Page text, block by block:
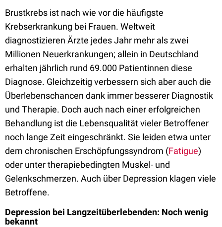
Brustkrebs ist nach wie vor die häufigste
Krebserkrankung bei Frauen. Weltweit
diagnostizieren Ärzte jedes Jahr mehr als zwei
Millionen Neuerkrankungen; allein in Deutschland
erhalten jährlich rund 69.000 Patientinnen diese
Diagnose. Gleichzeitig verbessern sich aber auch die
Überlebenschancen dank immer besserer Diagnostik
und Therapie. Doch auch nach einer erfolgreichen
Behandlung ist die Lebensqualität vieler Betroffener
noch lange Zeit eingeschränkt. Sie leiden etwa unter
dem chronischen Erschöpfungssyndrom (Fatigue)
oder unter therapiebedingten Muskel- und
Gelenkschmerzen. Auch über Depression klagen viele
Betroffene.
Depression bei Langzeitüberlebenden: Noch wenig
bekannt